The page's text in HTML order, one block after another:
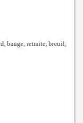
bauge, retraite, breuil,